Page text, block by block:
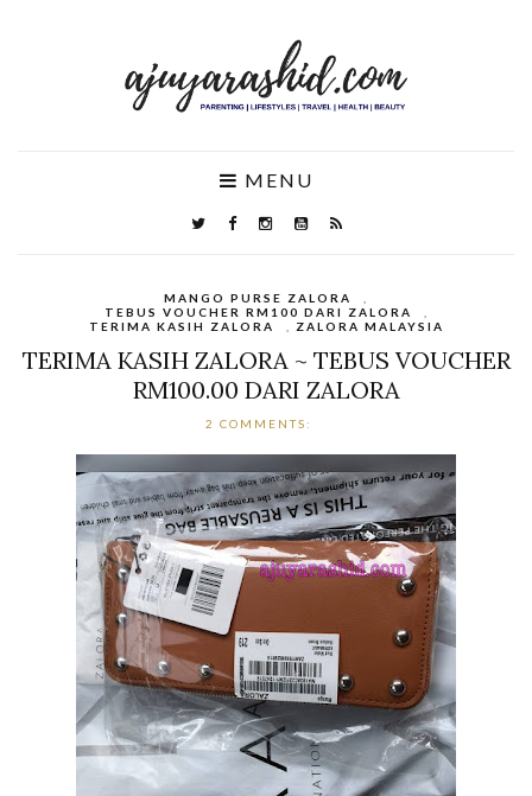
MENU
MANGO PURSE ZALORA
TEBUS VOUCHER RM100 DARI ZALORA
TERIMA KASIH ZALORA
ZALORA MALAYSIA
TERIMA KASIH ZALORA ~ TEBUS VOUCHER
RM100.00 DARI ZALORA
2 COMMENTS: